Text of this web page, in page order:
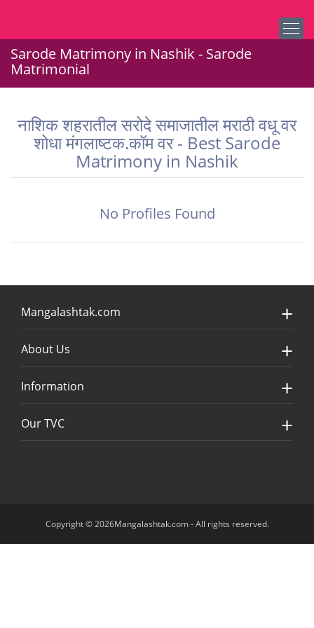
Sarode Matrimony in Nashik - Sarode
Matrimonial
नाशिक शहरातील सरोदे समाजातील मराठी वधू वर
शोधा मंगलाष्टक.कॉम वर - Best Sarode
Matrimony in Nashik
No Profiles Found
Mangalashtak.com
About Us
Information
Our TVC
Copyright © 2026Mangalashtak.com - All rights reserved.